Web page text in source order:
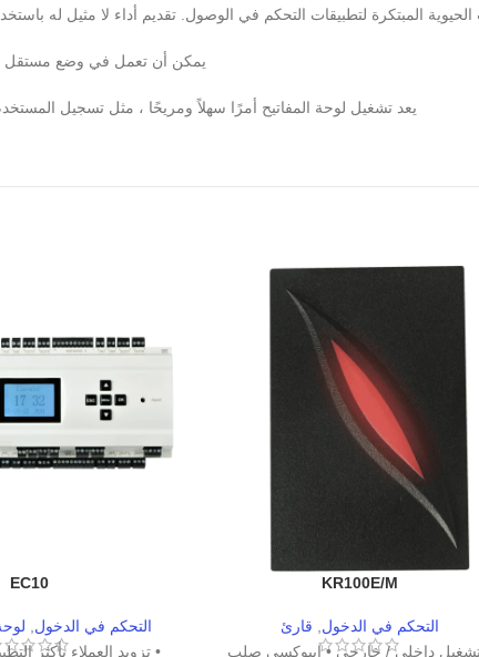
المبتكرة لتطبيقات التحكم في الوصول. تقديم أداء لا مثيل له
يمكن أن تعمل في وضع مستقل
يعد تشغيل لوحة المفاتيح أمرًا سهلاً ومريحًا ، مثل تسجيل
KR100E/M
التحكم في الدخول
قارئ
داخلي / خارجي • إيبوكسي صلب
EC10
التحكم في الدخول
• تزويد العملاء بأكثر